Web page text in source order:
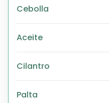
Cebolla
Aceite
Cilantro
Palta